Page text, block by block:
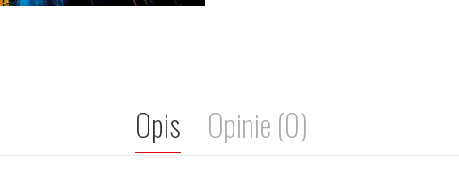
Opis Opinie (0)